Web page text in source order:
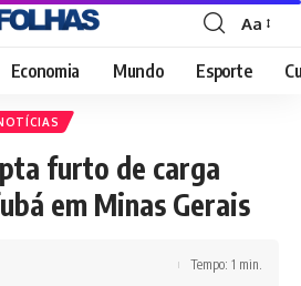
Font
Resizer
Aa
Economia Mundo Esporte
furto de carga
em Minas Gerais
Tempo: 1 min.